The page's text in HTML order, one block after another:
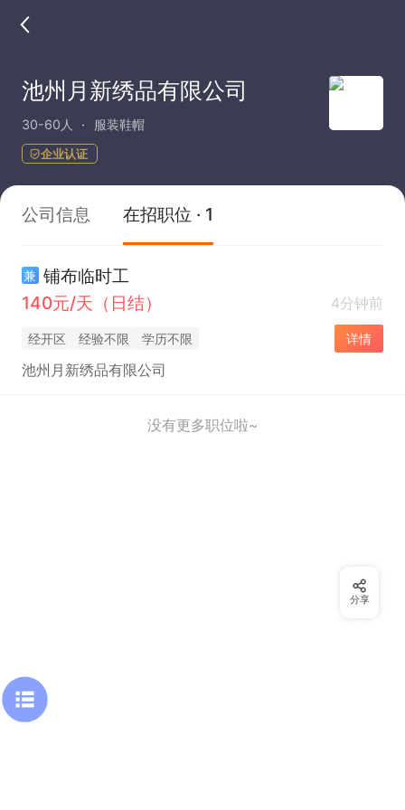
池州月新绣品有限公司
30-60人 服装鞋帽
企业认证
公司信息 在招职位 · 1
兼 铺布临时工
140元/天（日结）
4分钟前
经开区 经验不限 学历不限 详情
池州月新绣品有限公司
没有更多职位啦~
分享